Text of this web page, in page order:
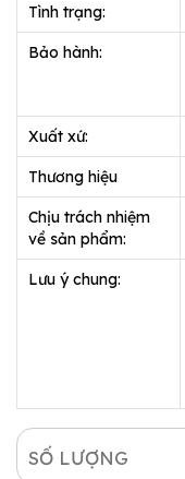
Tình trạng:
Bảo hành:
Xuất xứ:
Thương hiệu
Chịu trách nhiệm
về sản phẩm:
Lưu ý chung:
SỐ LƯỢNG